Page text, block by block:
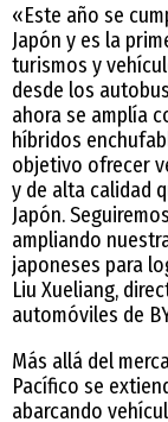
«Este año se
Japón y es la
turismos y
desde los
ahora se amplía
híbridos
objetivo ofrecer
y de alta calidad
Japón.
ampliando
japoneses para
Liu Xueliang,
automóviles de
Más allá del
Pacífico se
abarcando